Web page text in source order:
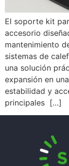
El soporte kit
accesorio
mantenimiento
sistemas de
una solución
expansión en
estabilidad y
principales […]